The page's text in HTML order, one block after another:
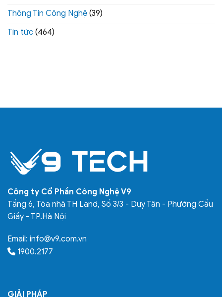
Thông Tin Công Nghệ (39)
Tin tức (464)
Công ty Cổ Phần Công Nghệ V9
Tầng 6, Tòa nhà TH Land, Số 3/3 - Duy Tân - Phường Cầu
Giấy - TP.Hà Nội
Email: info@v9.com.vn
1900.2177
GIẢI PHÁP